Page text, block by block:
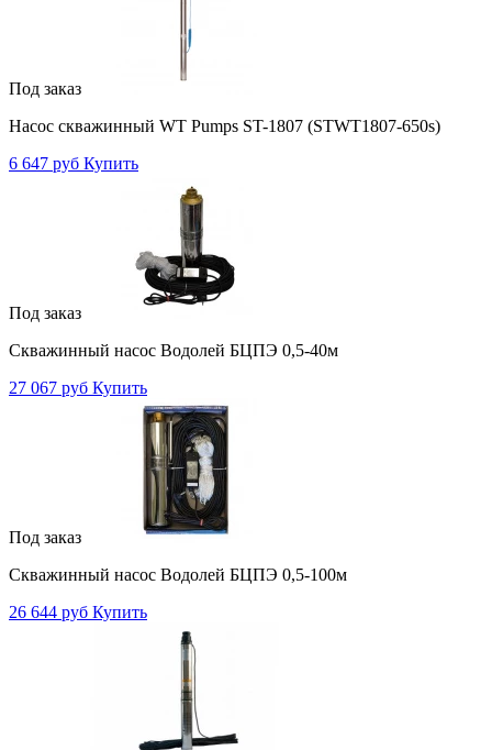
Под заказ
Насос скважинный WT Pumps ST-1807 (STWT1807-650s)
6 647 руб Купить
Под заказ
Скважинный насос Водолей БЦПЭ 0,5-40м
27 067 руб Купить
Под заказ
Скважинный насос Водолей БЦПЭ 0,5-100м
26 644 руб Купить